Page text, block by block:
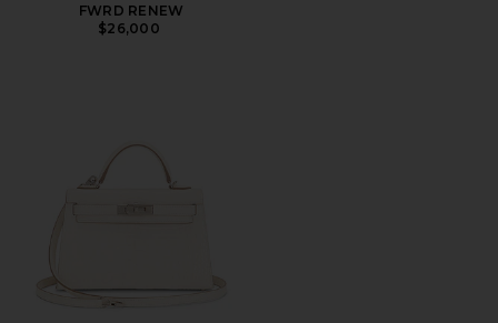
FWRD RENEW
$26,000